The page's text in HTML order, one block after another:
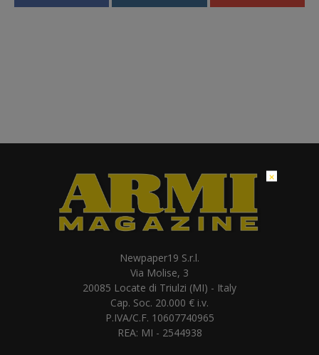
Newpaper19 S.r.l.
Via Molise, 3
20085 Locate di Triulzi (MI) - Italy
Cap. Soc. 20.000 € i.v.
P.IVA/C.F. 10607740965
REA: MI - 2544938
×